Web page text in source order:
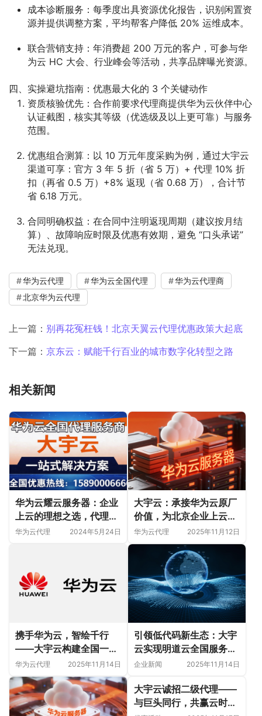
成本诊断服务 ：每季度出具资源优化报告，识别闲置资
源并提供调整方案，平均帮客户降低 20% 运维成本。
联合营销支持 ：年消费超 200 万元的客户，可参与华
为云 HC 大会、行业峰会等活动，共享品牌曝光资源。
四、实操避坑指南：优惠最大化的 3 个关键动作
资质核验优先 ：合作前要求代理商提供华为云伙伴中心
认证截图，核实其等级（优选级及以上更可靠）与服务
范围。
优惠组合测算 ：以 10 万元年度采购为例，通过大宇云
渠道可享：官方 3 年 5 折（省 5 万）+ 代理 10% 折
扣（再省 0.5 万）+8% 返现（省 0.68 万），合计节
省 6.18 万元。
合同明确权益 ：在合同中注明返现周期（建议按月结
算）、故障响应时限及优惠有效期，避免 “口头承诺”
无法兑现。
华为云代理 华为云全国代理
华为云代理商
北京华为云代理
上一篇： 别再花冤枉钱！北京天翼云代理优惠政策大起底
下一篇： 京东云：赋能千行百业的城市数字化转型之路
相关新闻
华为云耀云服务器：企业
上云的理想之选，代理商
大宇云为您贴心助力
华为云代理 2024年5月24日
大宇云：承接华为云原厂
价值，为北京企业上云
“搭桥铺路”
华为云代理 2025年11月12日
携手华为云，智绘千行
——大宇云构建全国一体
化云服务新生态
华为云代理 2025年11月14日
引领低代码新生态：大宇
云实现明道云全国服务覆
盖，助力千行百业敏捷创
企业新闻 2025年11月14日
大宇云诚招二级代理——
与巨头同行，共赢云时代